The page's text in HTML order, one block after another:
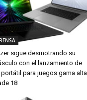
sigue desmotrando su
con el lanzamiento de
portátil para juegos gama alta
18